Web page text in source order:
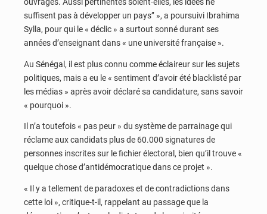
suffisent pas à développer un pays’’ », a poursuivi Ibrahima
Sylla, pour qui le « déclic » a surtout sonné durant ses
années d’enseignant dans « une université française ».
Au Sénégal, il est plus connu comme éclaireur sur les sujets
politiques, mais a eu le « sentiment d’avoir été blacklisté par
les médias » après avoir déclaré sa candidature, sans savoir
« pourquoi ».
Il n’a toutefois « pas peur » du système de parrainage qui
réclame aux candidats plus de 60.000 signatures de
personnes inscrites sur le fichier électoral, bien qu’il trouve «
quelque chose d’antidémocratique dans ce projet ».
« Il y a tellement de paradoxes et de contradictions dans
cette loi », critique-t-il, rappelant au passage que la